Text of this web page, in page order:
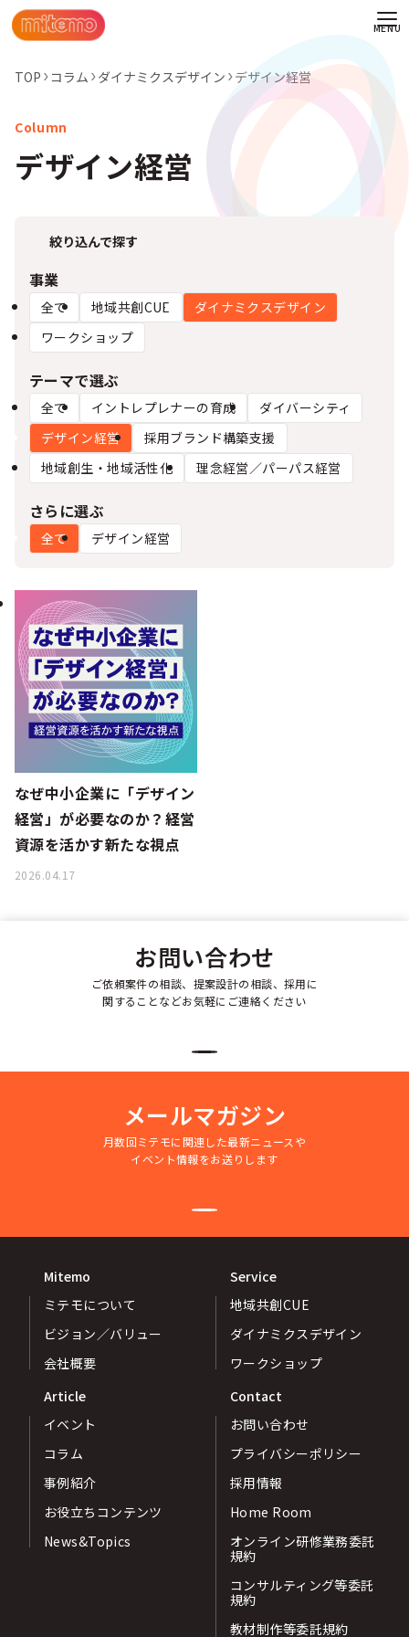
TOP コラム ダイナミクスデザイン デザイン経営
デザイン経営
絞り込んで探す
事業
全て 地域共創CUE
ダイナミクスデザイン
ワークショップ
テーマで選ぶ
全て イントレプレナーの育成
ダイバーシティ
デザイン経営
採用ブランド構築支援
地域創生・地域活性化
理念経営／パーパス経営
さらに選ぶ
全て デザイン経営
なぜ中小企業に「デザイン
経営」が必要なのか？経営
資源を活かす新たな視点
2026.04.17
お問い合わせ
ご依頼案件の相談、提案設計の相談、採用に
関することなどお気軽にご連絡ください
メールマガジン
月数回ミテモに関連した最新ニュースや
イベント情報をお送りします
Mitemo
ミテモについて
ビジョン／バリュー
会社概要
Service
地域共創CUE
ダイナミクスデザイン
ワークショップ
Article
イベント
コラム
事例紹介
お役立ちコンテンツ
News&Topics
Contact
お問い合わせ
プライバシーポリシー
採用情報
Home Room
オンライン研修業務委託
規約
コンサルティング等委託
規約
教材制作等委託規約